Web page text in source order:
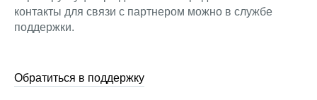
контакты для связи с партнером можно в службе
поддержки.
Обратиться в поддержку